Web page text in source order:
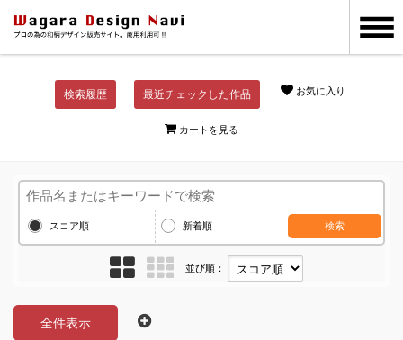
検索履歴 最近チェックした作品 お気に入り
カートを見る
スコア順 新着順 検索
並び順：
全件表示